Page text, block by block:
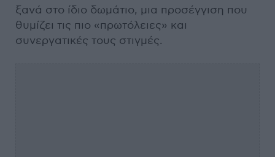
ξανά στο ίδιο δωμάτιο, μια προσέγγιση που
θυμίζει τις πιο «πρωτόλειες» και
συνεργατικές τους στιγμές.